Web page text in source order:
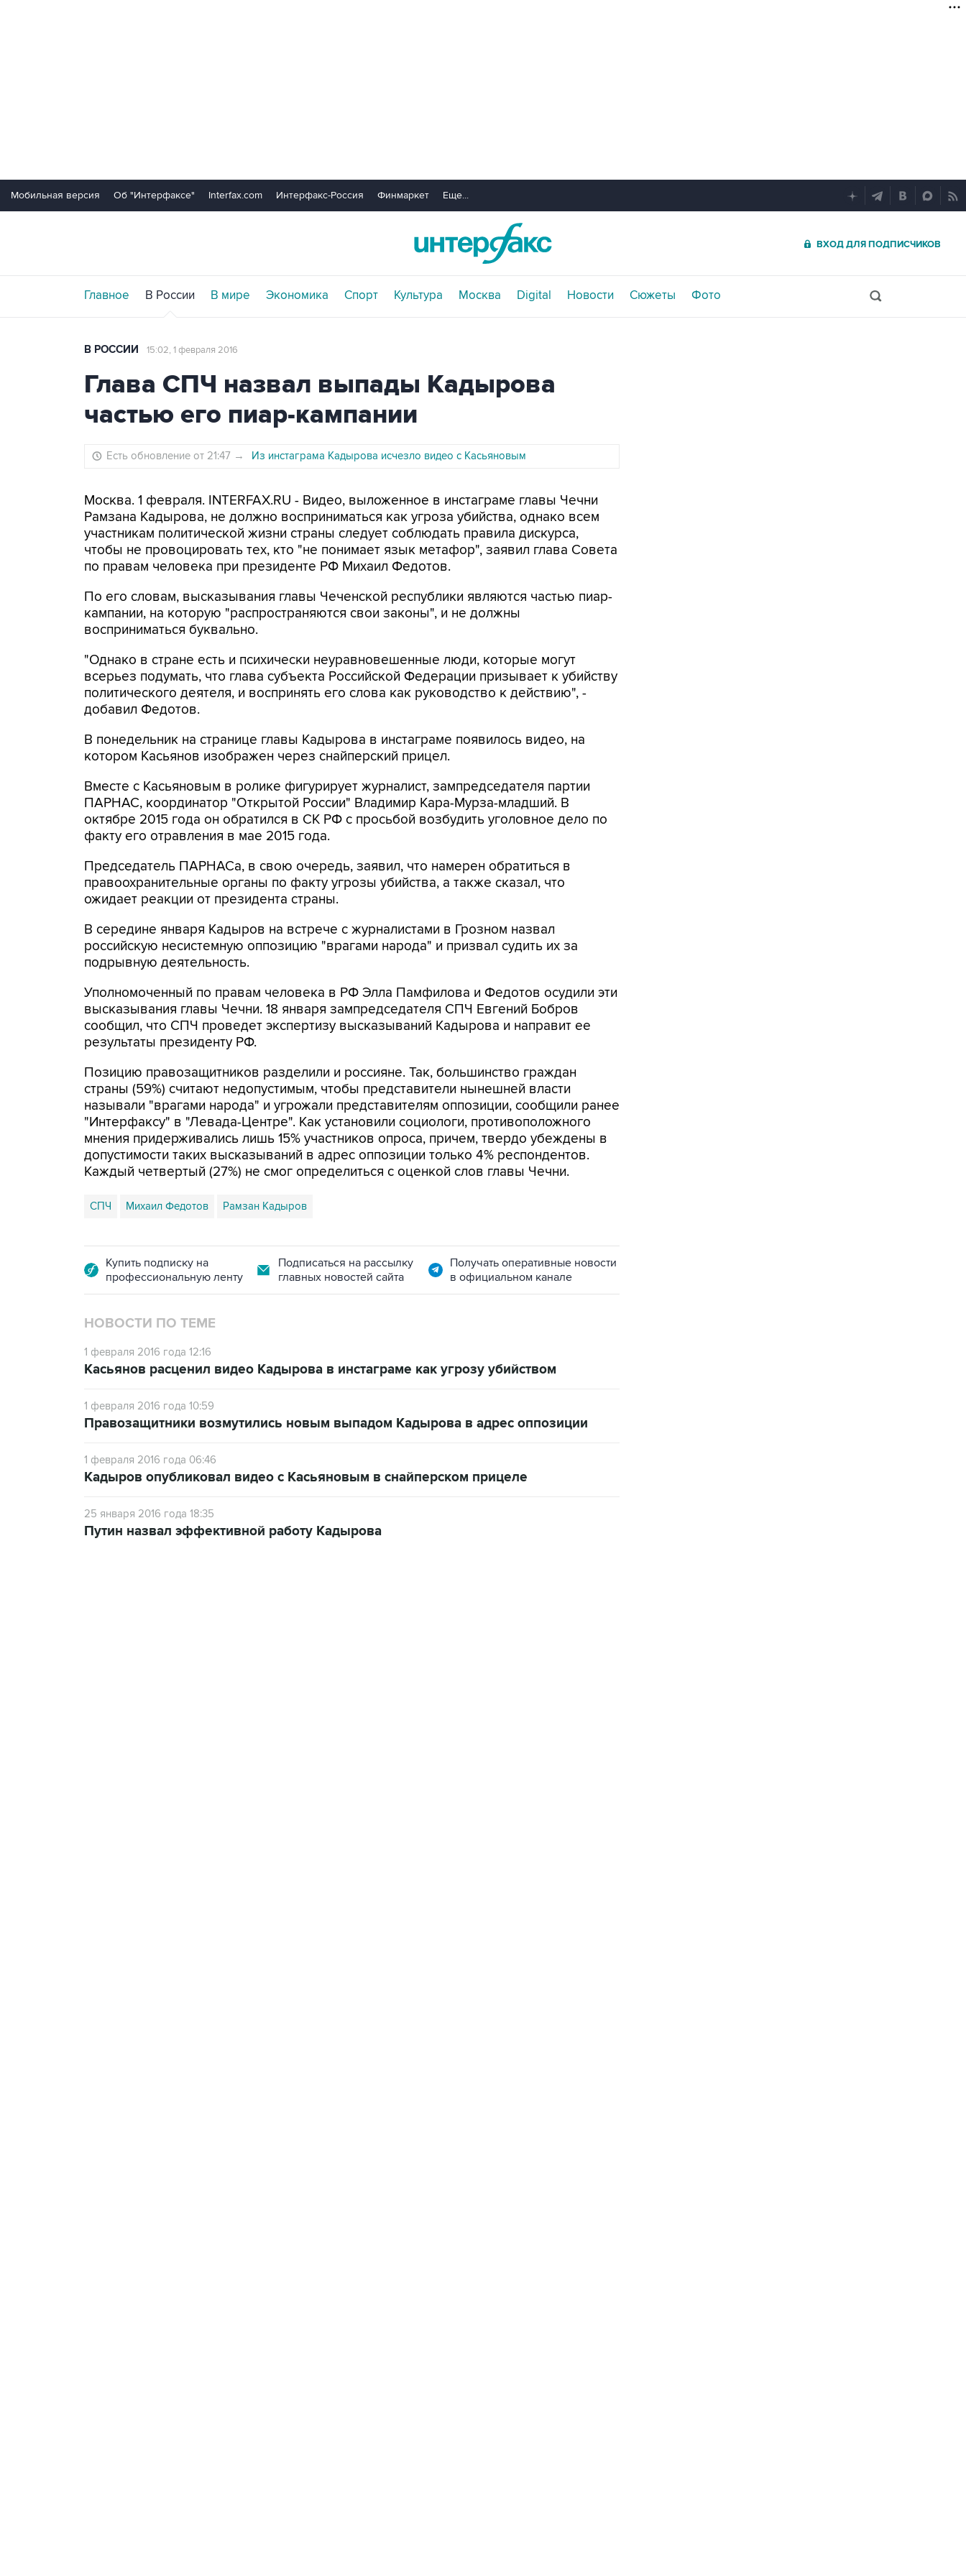
Мобильная версия Об "Интерфаксе" Interfax.com Интерфакс-Россия Финмаркет Еще...
ВХОД ДЛЯ ПОДПИСЧИКОВ
Главное В России В мире Экономика Спорт Культура Москва Digital Новости Сюжеты Фото
В РОССИИ 15:02, 1 февраля 2016
Глава СПЧ назвал выпады Кадырова
частью его пиар-кампании
Есть обновление от 21:47 → Из инстаграма Кадырова исчезло видео с Касьяновым
Москва. 1 февраля. INTERFAX.RU - Видео, выложенное в инстаграме главы Чечни
Рамзана Кадырова, не должно восприниматься как угроза убийства, однако всем
участникам политической жизни страны следует соблюдать правила дискурса,
чтобы не провоцировать тех, кто "не понимает язык метафор", заявил глава Совета
по правам человека при президенте РФ Михаил Федотов.
По его словам, высказывания главы Чеченской республики являются частью пиар-
кампании, на которую "распространяются свои законы", и не должны
восприниматься буквально.
"Однако в стране есть и психически неуравновешенные люди, которые могут
всерьез подумать, что глава субъекта Российской Федерации призывает к убийству
политического деятеля, и воспринять его слова как руководство к действию", -
добавил Федотов.
В понедельник на странице главы Кадырова в инстаграме появилось видео, на
котором Касьянов изображен через снайперский прицел.
Вместе с Касьяновым в ролике фигурирует журналист, зампредседателя партии
ПАРНАС, координатор "Открытой России" Владимир Кара-Мурза-младший. В
октябре 2015 года он обратился в СК РФ с просьбой возбудить уголовное дело по
факту его отравления в мае 2015 года.
Председатель ПАРНАСа, в свою очередь, заявил, что намерен обратиться в
правоохранительные органы по факту угрозы убийства, а также сказал, что
ожидает реакции от президента страны.
В середине января Кадыров на встрече с журналистами в Грозном назвал
российскую несистемную оппозицию "врагами народа" и призвал судить их за
подрывную деятельность.
Уполномоченный по правам человека в РФ Элла Памфилова и Федотов осудили эти
высказывания главы Чечни. 18 января зампредседателя СПЧ Евгений Бобров
сообщил, что СПЧ проведет экспертизу высказываний Кадырова и направит ее
результаты президенту РФ.
Позицию правозащитников разделили и россияне. Так, большинство граждан
страны (59%) считают недопустимым, чтобы представители нынешней власти
называли "врагами народа" и угрожали представителям оппозиции, сообщили ранее
"Интерфаксу" в "Левада-Центре". Как установили социологи, противоположного
мнения придерживались лишь 15% участников опроса, причем, твердо убеждены в
допустимости таких высказываний в адрес оппозиции только 4% респондентов.
Каждый четвертый (27%) не смог определиться с оценкой слов главы Чечни.
СПЧ Михаил Федотов Рамзан Кадыров
Купить подписку на
профессиональную ленту
Подписаться на рассылку
главных новостей сайта
Получать оперативные новости
в официальном канале
НОВОСТИ ПО ТЕМЕ
1 февраля 2016 года 12:16
Касьянов расценил видео Кадырова в инстаграме как угрозу убийством
1 февраля 2016 года 10:59
Правозащитники возмутились новым выпадом Кадырова в адрес оппозиции
1 февраля 2016 года 06:46
Кадыров опубликовал видео с Касьяновым в снайперском прицеле
25 января 2016 года 18:35
Путин назвал эффективной работу Кадырова